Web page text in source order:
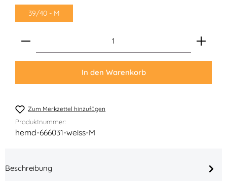
39/40 - M
Produkt Anzahl: Gib den gewünschten Wert ein
In den Warenkorb
Zum Merkzettel hinzufügen
Produktnummer:
hemd-666031-weiss-M
Beschreibung